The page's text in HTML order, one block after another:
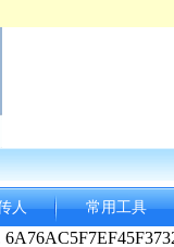
人 常用工具